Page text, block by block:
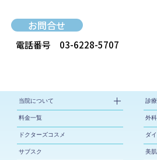
お問合せ
電話番号 03-6228-5707
当院について
料金一覧
ドクターズコスメ
サブスク
診
外
ダ
美